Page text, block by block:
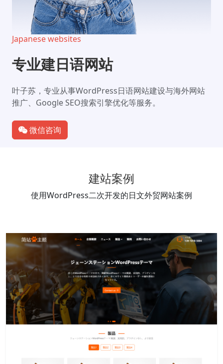
Japanese websites
专业建日语网站
叶子苏，专业从事WordPress日语网站建设与海外网站
推广、Google SEO搜索引擎优化等服务。
微信咨询
建站案例
使用WordPress二次开发的日文外贸网站案例